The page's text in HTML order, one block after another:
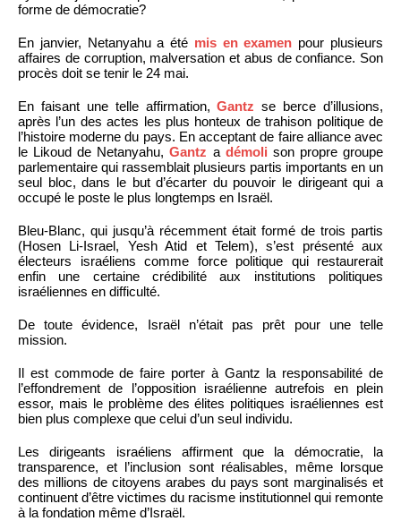
forme de démocratie?
En janvier, Netanyahu a été mis en examen pour plusieurs
affaires de corruption, malversation et abus de confiance. Son
procès doit se tenir le 24 mai.
En faisant une telle affirmation,Gantz se berce d’illusions,
après l’un des actes les plus honteux de trahison politique de
l’histoire moderne du pays. En acceptant de faire alliance avec
le Likoud de Netanyahu,Gantz a démoli son propre groupe
parlementaire qui rassemblait plusieurs partis importants en un
seul bloc, dans le but d’écarter du pouvoir le dirigeant qui a
occupé le poste le plus longtemps en Israël.
Bleu-Blanc, qui jusqu’à récemment était formé de trois partis
(Hosen Li-Israel, Yesh Atid et Telem), s’est présenté aux
électeurs israéliens comme force politique qui restaurerait
enfin une certaine crédibilité aux institutions politiques
israéliennes en difficulté.
De toute évidence, Israël n’était pas prêt pour une telle
mission.
Il est commode de faire porter à Gantz la responsabilité de
l’effondrement de l’opposition israélienne autrefois en plein
essor, mais le problème des élites politiques israéliennes est
bien plus complexe que celui d’un seul individu.
Les dirigeants israéliens affirment que la démocratie, la
transparence, et l’inclusion sont réalisables, même lorsque
des millions de citoyens arabes du pays sont marginalisés et
continuent d’être victimes du racisme institutionnel qui remonte
à la fondation même d’Israël.